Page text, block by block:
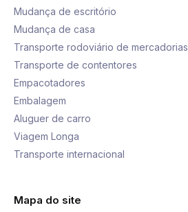
Mudança de escritório
Mudança de casa
Transporte rodoviário de mercadorias
Transporte de contentores
Empacotadores
Embalagem
Aluguer de carro
Viagem Longa
Transporte internacional
Mapa do site